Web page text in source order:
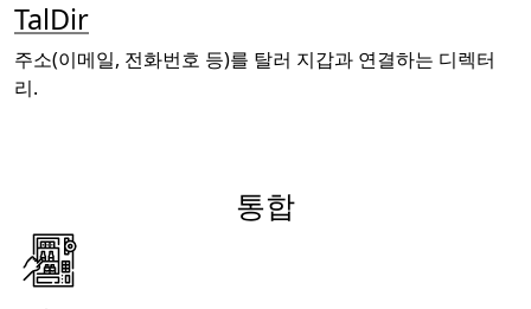
TalDir
주소(이메일, 전화번호 등)를 탈러 지갑과 연결하는 디렉터
리.
통합